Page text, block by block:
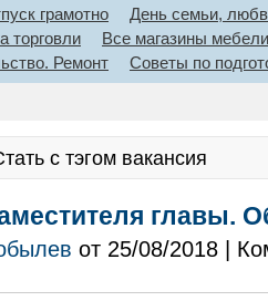
грамотно
День семьи,
торговли
Все магазины мебели
Ремонт
Советы по
с тэгом вакансия
главы.
от 25/08/2018 |